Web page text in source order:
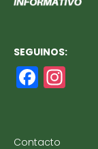
SEGUINOS:
F
a
e
Contacto